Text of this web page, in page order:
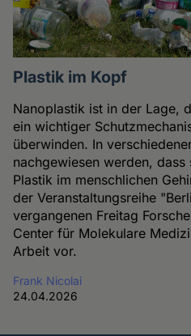
Plastik im Kopf
Nanoplastik ist in der Lage,
ein wichtiger
überwinden. In
nachgewiesen werden,
Plastik im menschlichen
der Veranstaltungsreihe
vergangenen Freitag
Center für Molekulare
Arbeit vor.
Frank Nicolai
24.04.2026